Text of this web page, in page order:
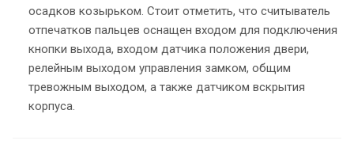
осадков козырьком. Стоит отметить, что считыватель
отпечатков пальцев оснащен входом для подключения
кнопки выхода, входом датчика положения двери,
релейным выходом управления замком, общим
тревожным выходом, а также датчиком вскрытия
корпуса.